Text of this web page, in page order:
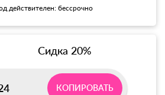
действителен: бессрочно
Сидка 20%
КОПИРОВАТЬ